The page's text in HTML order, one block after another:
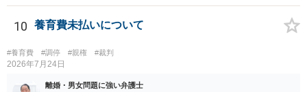
10 養育費未払いについて
#養育費 #調停 #親権 #裁判
2026年7月24日
離婚・男女問題に強い弁護士